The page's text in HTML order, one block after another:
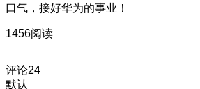
口气，接好华为的事业！
1456阅读
评论24
默认